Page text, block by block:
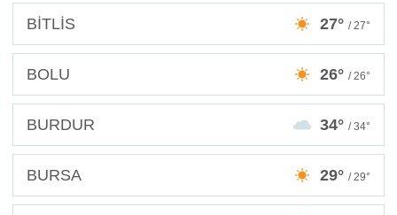
BİTLİS 27° / 27°
BOLU 26° / 26°
BURDUR 34° / 34°
BURSA 29° / 29°